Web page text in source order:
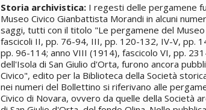
Storia archivistica: I regesti delle pergamene
Museo Civico Gianbattista Morandi in alcuni
saggi, tutti con il titolo "Le pergamene del
fascicoli II, pp. 76-94, III, pp. 120-132, IV-V, pp.
pp. 96-114; anno VIII (1914), fascicolo VI, pp.
dell'Isola di San Giulio d'Orta, furono ancora
Civico", edito per la Biblioteca della Società
nei numeri del Bollettino si riferivano alle
Civico di Novara, ovvero da quelle della Società